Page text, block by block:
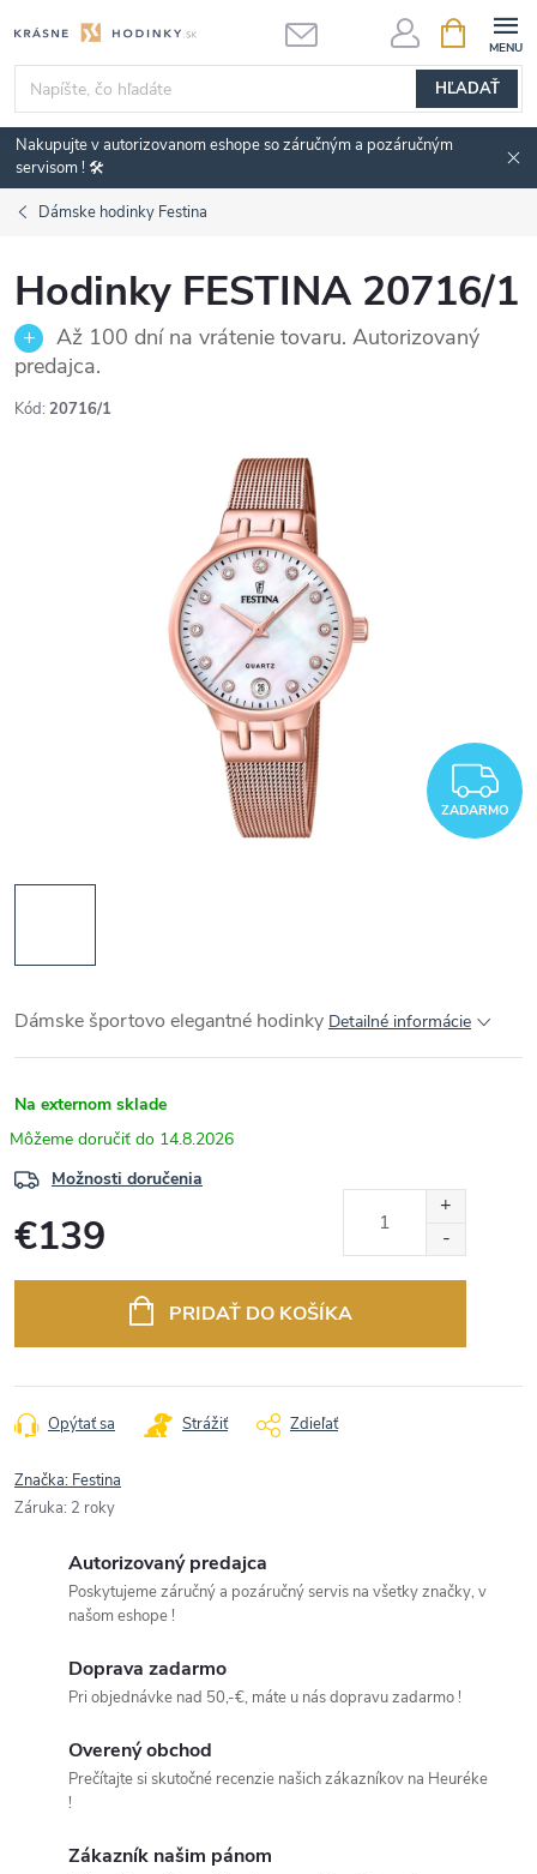
na
obsah
HĽADAŤ
KOŠÍK
Nakupujte v autorizovanom eshope so záručným a pozáručným
servisom ! 🛠️
Dámske hodinky Festina
Hodinky FESTINA 20716/1
Až 100 dní na vrátenie tovaru. Autorizovaný
predajca.
Kód: 20716/1
ZADARMO
Dámske športovo elegantné hodinky Detailné informácie
Na externom sklade
14.8.2026
Možnosti doručenia
€139
PRIDAŤ DO KOŠÍKA
Opýtať sa Strážiť Zdieľať
Značka: Festina
Záruka: 2 roky
Autorizovaný predajca
Poskytujeme záručný a pozáručný servis na všetky značky, v
našom eshope !
Doprava zadarmo
Pri objednávke nad 50,-€, máte u nás dopravu zadarmo !
Overený obchod
Prečítajte si skutočné recenzie našich zákazníkov na Heuréke
!
Zákazník našim pánom